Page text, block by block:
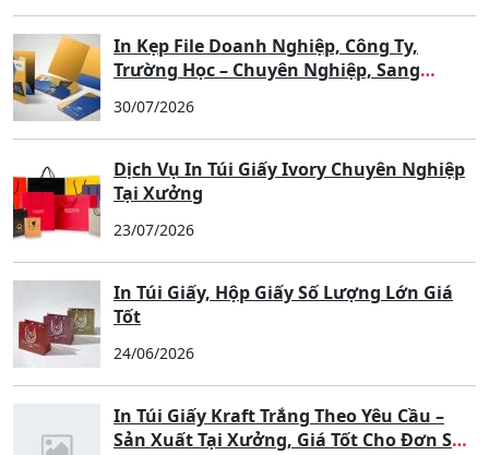
In Kẹp File Doanh Nghiệp, Công Ty,
Trường Học – Chuyên Nghiệp, Sang
30/07/2026
Dịch Vụ In Túi Giấy Ivory Chuyên Nghiệp
Tại Xưởng
23/07/2026
In Túi Giấy, Hộp Giấy Số Lượng Lớn Giá
Tốt
24/06/2026
In Túi Giấy Kraft Trắng Theo Yêu Cầu –
Sản Xuất Tại Xưởng, Giá Tốt Cho Đơn Số